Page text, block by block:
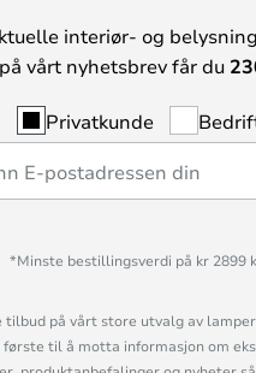
interiør- og
vårt nyhetsbrev får du
Privatkunde
*Minste bestillingsverdi på kr 2899
tilbud på vårt store utvalg av
til å motta informasjon om